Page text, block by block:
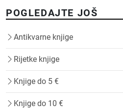
POGLEDAJTE JOŠ
Antikvarne knjige
Rijetke knjige
Knjige do 5 €
Knjige do 10 €